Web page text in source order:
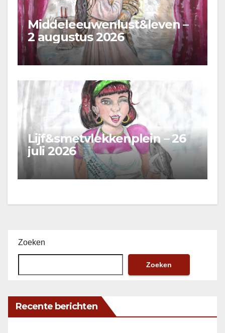
Middeleeuwenlust&leven –
2 augustus 2026
Lijf&smetvlekkenplein – 26
juli 2026
Zoeken
Zoeken
Recente berichten